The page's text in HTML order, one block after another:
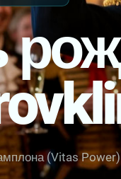
(Vitas Power)